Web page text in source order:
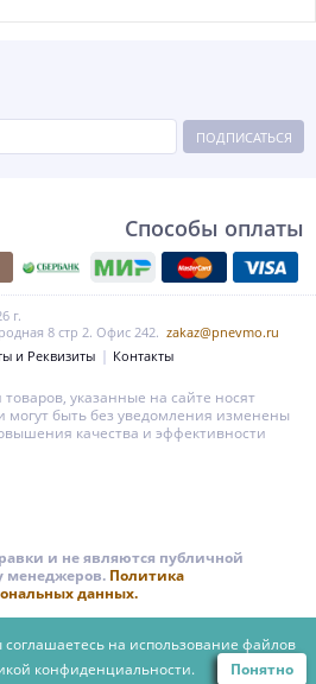
ПОДПИСАТЬСЯ
Способы оплаты
г.
8 стр 2. Офис 242. zakaz@pnevmo.ru
и Реквизиты Контакты
указанные на сайте носят
могут быть без уведомления изменены
качества и эффективности
и не являются публичной
менеджеров. Политика
данных.
на использование файлов
конфиденциальности. Понятно